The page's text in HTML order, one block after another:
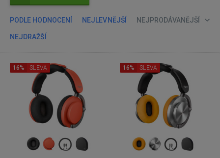
PODLE HODNOCENÍ NEJLEVNĚJŠÍ NEJPRODÁVANĚJŠÍ
NEJDRAŽŠÍ
16% SLEVA 16% SLEVA